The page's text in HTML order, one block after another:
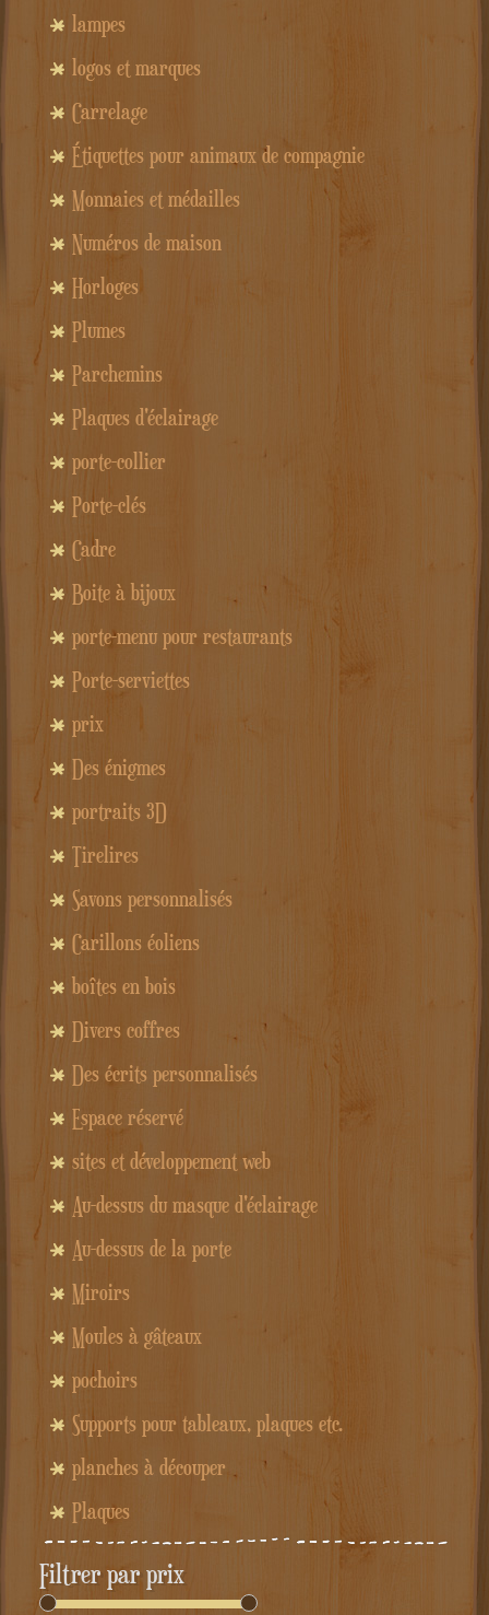
lampes
logos et marques
Carrelage
Étiquettes pour animaux de compagnie
Monnaies et médailles
Numéros de maison
Horloges
Plumes
Parchemins
Plaques d'éclairage
porte-collier
Porte-clés
Cadre
Boite à bijoux
porte-menu pour restaurants
Porte-serviettes
prix
Des énigmes
portraits 3D
Tirelires
Savons personnalisés
Carillons éoliens
boîtes en bois
Divers coffres
Des écrits personnalisés
Espace réservé
sites et développement web
Au-dessus du masque d'éclairage
Au-dessus de la porte
Miroirs
Moules à gâteaux
pochoirs
Supports pour tableaux, plaques etc.
planches à découper
Plaques
Filtrer par prix